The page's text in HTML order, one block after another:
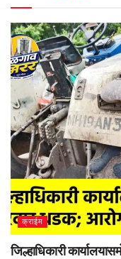
क्राईम
जिल्हाधिकारी